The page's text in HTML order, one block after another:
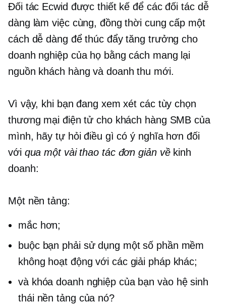
Đối tác Ecwid được thiết kế để các đối tác dễ
dàng làm việc cùng, đồng thời cung cấp một
cách dễ dàng để thúc đẩy tăng trưởng cho
doanh nghiệp của họ bằng cách mang lại
nguồn khách hàng và doanh thu mới.
Vì vậy, khi bạn đang xem xét các tùy chọn
thương mại điện tử cho khách hàng SMB của
mình, hãy tự hỏi điều gì có ý nghĩa hơn đối
với qua một vài thao tác đơn giản về kinh
doanh:
Một nền tảng:
mắc hơn;
buộc bạn phải sử dụng một số phần mềm
không hoạt động với các giải pháp khác;
và khóa doanh nghiệp của bạn vào hệ sinh
thái nền tảng của nó?